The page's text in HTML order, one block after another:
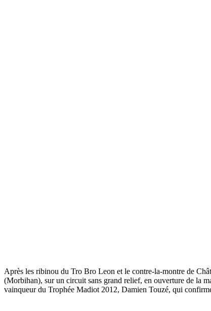
Après les ribinou du Tro Bro Leon et le contre-la-montre de
(Morbihan), sur un circuit sans grand relief, en ouverture de la
vainqueur du Trophée Madiot 2012, Damien Touzé, qui